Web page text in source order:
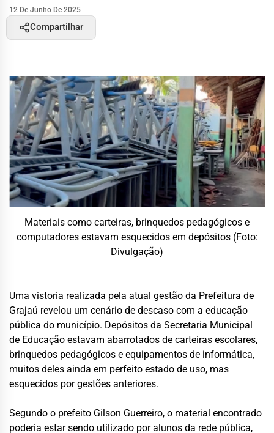
12 De Junho De 2025
Compartilhar
Materiais como carteiras, brinquedos pedagógicos e
computadores estavam esquecidos em depósitos (Foto:
Divulgação)
Uma vistoria realizada pela atual gestão da Prefeitura de
Grajaú revelou um cenário de descaso com a educação
pública do município. Depósitos da Secretaria Municipal
de Educação estavam abarrotados de carteiras escolares,
brinquedos pedagógicos e equipamentos de informática,
muitos deles ainda em perfeito estado de uso, mas
esquecidos por gestões anteriores.
Segundo o prefeito Gilson Guerreiro, o material encontrado
poderia estar sendo utilizado por alunos da rede pública,